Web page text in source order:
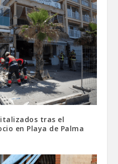
tras el
en Playa de Palma